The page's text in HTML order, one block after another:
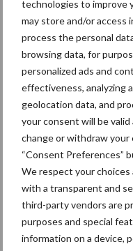
technologies to improve
may store and/or access
process the personal
browsing data, for
personalized ads and
effectiveness, analyzing
geolocation data, and
your consent will be valid
change or withdraw
“Consent Preferences”
We respect your
with a transparent and
third-party vendors are
purposes and special
information on a device,
De
markt
Themapagina's